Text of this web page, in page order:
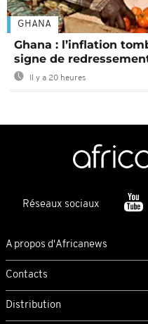
GHANA
Ghana : l’inflation
signe de
Il y a 20 heures
Réseaux sociaux
A propos d'Africanews
Contacts
Distribution